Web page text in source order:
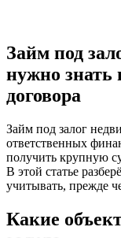
Займ под
нужно знать
договора
Займ под залог
ответственных
получить крупную
В этой статье
учитывать, прежде
Какие